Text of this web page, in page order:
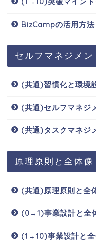
BizCampの活用方法
セルフマネジメン
(共通)習慣化と環境
(共通)セルフマネジ
(共通)タスクマネジ
原理原則と全体像
(共通)原理原則と全
(0→1)事業設計と全
(1→10)事業設計と全